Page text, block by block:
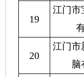
19
江门市
20
江门市
脑